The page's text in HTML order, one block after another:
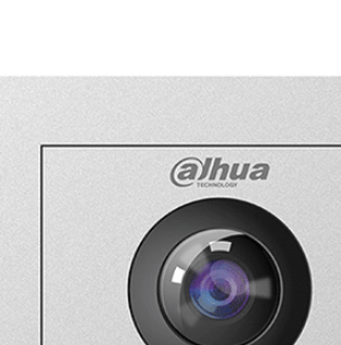
טכנולוגיות חדשות. בעתיד צפוי שילוב
החכם, כולל זיהוי פנים שיפתח דלתות רק
התראות ישירות לטלפון הנייד במקרה של